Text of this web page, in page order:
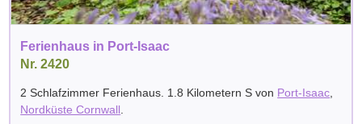
Ferienhaus in Port-Isaac
Nr. 2420
2 Schlafzimmer Ferienhaus. 1.8 Kilometern S von Port-Isaac,
Nordküste Cornwall.